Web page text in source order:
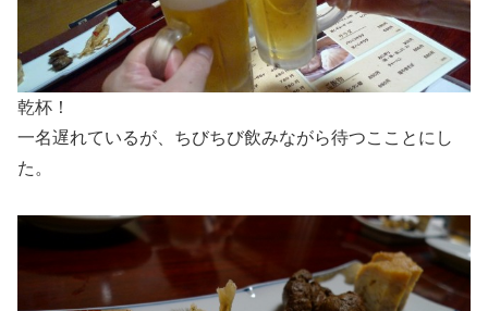
乾杯！
一名遅れているが、ちびちび飲みながら待つこことにし
た。